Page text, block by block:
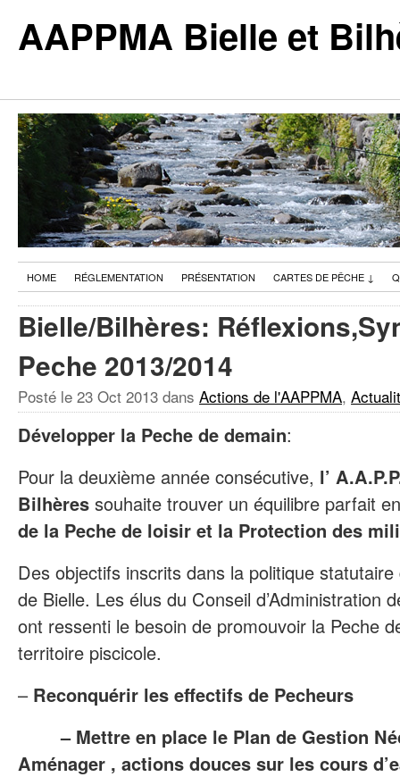
AAPPMA Bielle et
HOME RÉGLEMENTATION PRÉSENTATION CARTES DE PÊCHE ↓
Bielle/Bilhères:
Peche 2013/2014
Posté le 23 Oct 2013 dans Actions de l'AAPPMA,
Développer la Peche de demain:
Pour la deuxième année consécutive, l’
Bilhères souhaite trouver un équilibre parfait
de la Peche de loisir et la Protection des
Des objectifs inscrits dans la politique
de Bielle. Les élus du Conseil d’Administration
ont ressenti le besoin de promouvoir la Peche
territoire piscicole.
–Reconquérir les effectifs de Pecheurs
– Mettre en place le Plan de Gestion
Aménager , actions douces sur les cours